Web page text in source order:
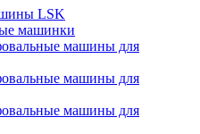
LSK
машинки
машины для
машины для
машины для